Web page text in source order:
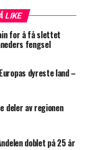
LIKE
for å få slettet
fengsel
dyreste land –
deler av regionen
doblet på 25 år